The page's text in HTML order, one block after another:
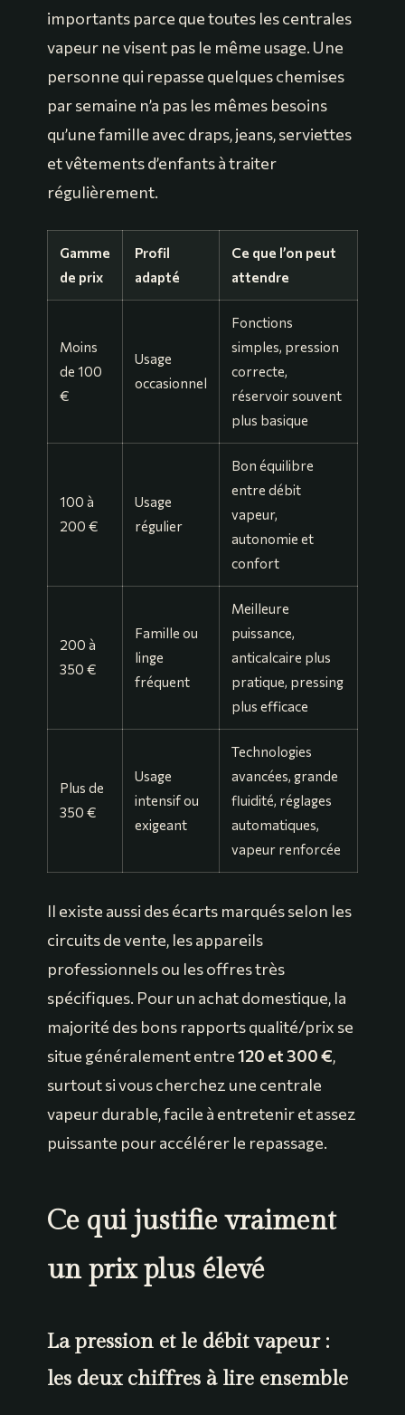
importants parce que toutes les centrales
vapeur ne visent pas le même usage. Une
personne qui repasse quelques chemises
par semaine n’a pas les mêmes besoins
qu’une famille avec draps, jeans, serviettes
et vêtements d’enfants à traiter
régulièrement.
Gamme
de prix
Profil
adapté
Ce que l’on peut
attendre
Moins
de 100
€
Usage
occasionnel
Fonctions
simples, pression
correcte,
réservoir souvent
plus basique
100 à
200 €
Usage
régulier
Bon équilibre
entre débit
vapeur,
autonomie et
confort
200 à
350 €
Famille ou
linge
fréquent
Meilleure
puissance,
anticalcaire plus
pratique, pressing
plus efficace
Plus de
350 €
Usage
intensif ou
exigeant
Technologies
avancées, grande
fluidité, réglages
automatiques,
vapeur renforcée
Il existe aussi des écarts marqués selon les
circuits de vente, les appareils
professionnels ou les offres très
spécifiques. Pour un achat domestique, la
majorité des bons rapports qualité/prix se
situe généralement entre120 et 300 €,
surtout si vous cherchez une centrale
vapeur durable, facile à entretenir et assez
puissante pour accélérer le repassage.
Ce qui justifie vraiment
un prix plus élevé
La pression et le débit vapeur :
les deux chiffres à lire ensemble